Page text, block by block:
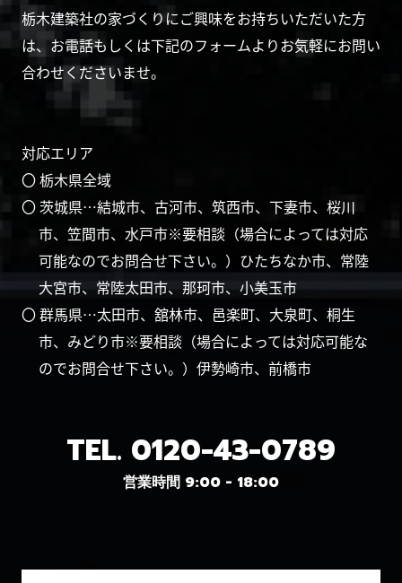
栃木建築社の家づくりにご興味をお持ちいただいた方
は、お電話もしくは下記のフォームよりお気軽にお問い
合わせくださいませ。
対応エリア
〇 栃木県全域
〇 茨城県…結城市、古河市、筑西市、下妻市、桜川
市、笠間市、水戸市※要相談（場合によっては対応
可能なのでお問合せ下さい。）ひたちなか市、常陸
大宮市、常陸太田市、那珂市、小美玉市
〇 群馬県…太田市、舘林市、邑楽町、大泉町、桐生
市、みどり市※要相談（場合によっては対応可能な
のでお問合せ下さい。）伊勢崎市、前橋市
TEL. 0120-43-0789
営業時間 9:00 - 18:00